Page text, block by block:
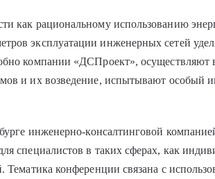
как рациональному использованию
эксплуатации инженерных сетей
компании «ДСПроект», осуществляют
и их возведение, испытывают особый
инженерно-консалтинговой
специалистов в таких сферах, как
Тематика конференции связана с